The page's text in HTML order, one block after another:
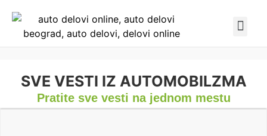
SVE VESTI IZ AUTOMOBILZMA
Pratite sve vesti na jednom mestu